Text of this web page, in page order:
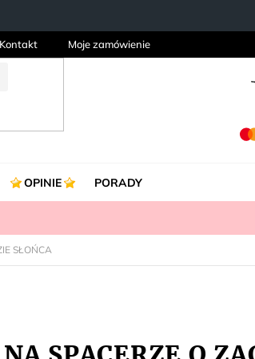
Kontakt Moje zamówienie
OPINIE PORADY
SŁOŃCA